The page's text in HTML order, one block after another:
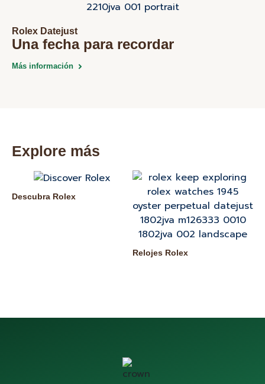
Rolex Datejust
Una fecha para recordar
Más información
Explore más
Descubra Rolex
Relojes Rolex